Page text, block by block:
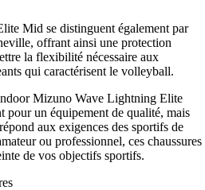
Mid se distinguent également par
offrant ainsi une protection
la flexibilité nécessaire aux
qui caractérisent le volleyball.
Mizuno Wave Lightning Elite
pour un équipement de qualité, mais
aux exigences des sportifs de
ou professionnel, ces chaussures
de vos objectifs sportifs.